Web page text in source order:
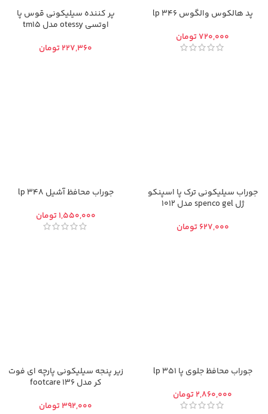
پد هالکوس والگوس 346 lp
تومان
پر کننده سیلیکونی قوس پا
اوتسی otessy مدل tm15
تومان
جوراب سیلیکونی ترک پا اسپنکو
ژل spenco gel مدل 1012
تومان
جوراب محافظ آشیل 348 lp
تومان
جوراب محافظ جلوی پا 351 lp
تومان
زیر پنجه سیلیکونی پارچه ای فوت
کر مدل footcare 136
تومان